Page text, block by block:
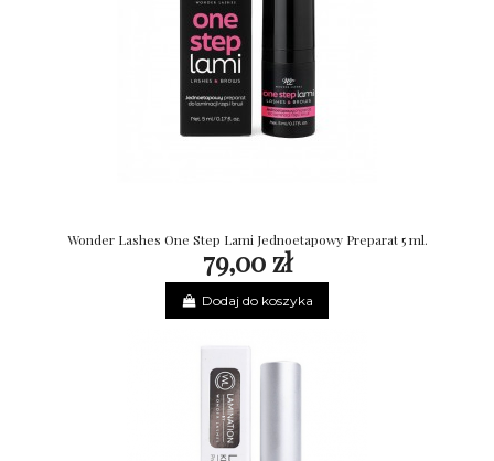
Wonder Lashes One Step Lami Jednoetapowy Preparat 5 ml.
79,00 zł
Dodaj do koszyka